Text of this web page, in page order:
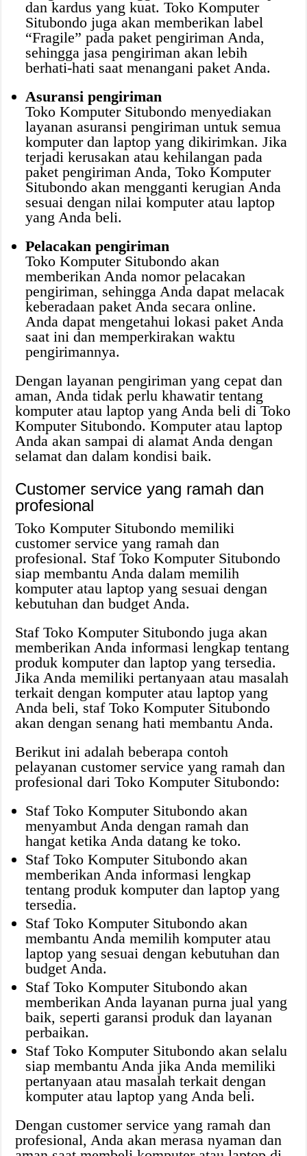
dan kardus yang kuat. Toko Komputer
Situbondo juga akan memberikan label
“Fragile” pada paket pengiriman Anda,
sehingga jasa pengiriman akan lebih
berhati-hati saat menangani paket Anda.
Asuransi pengiriman
Toko Komputer Situbondo menyediakan
layanan asuransi pengiriman untuk semua
komputer dan laptop yang dikirimkan. Jika
terjadi kerusakan atau kehilangan pada
paket pengiriman Anda, Toko Komputer
Situbondo akan mengganti kerugian Anda
sesuai dengan nilai komputer atau laptop
yang Anda beli.
Pelacakan pengiriman
Toko Komputer Situbondo akan
memberikan Anda nomor pelacakan
pengiriman, sehingga Anda dapat melacak
keberadaan paket Anda secara online.
Anda dapat mengetahui lokasi paket Anda
saat ini dan memperkirakan waktu
pengirimannya.
Dengan layanan pengiriman yang cepat dan
aman, Anda tidak perlu khawatir tentang
komputer atau laptop yang Anda beli di Toko
Komputer Situbondo. Komputer atau laptop
Anda akan sampai di alamat Anda dengan
selamat dan dalam kondisi baik.
Customer service yang ramah dan
profesional
Toko Komputer Situbondo memiliki
customer service yang ramah dan
profesional. Staf Toko Komputer Situbondo
siap membantu Anda dalam memilih
komputer atau laptop yang sesuai dengan
kebutuhan dan budget Anda.
Staf Toko Komputer Situbondo juga akan
memberikan Anda informasi lengkap tentang
produk komputer dan laptop yang tersedia.
Jika Anda memiliki pertanyaan atau masalah
terkait dengan komputer atau laptop yang
Anda beli, staf Toko Komputer Situbondo
akan dengan senang hati membantu Anda.
Berikut ini adalah beberapa contoh
pelayanan customer service yang ramah dan
profesional dari Toko Komputer Situbondo:
Staf Toko Komputer Situbondo akan
menyambut Anda dengan ramah dan
hangat ketika Anda datang ke toko.
Staf Toko Komputer Situbondo akan
memberikan Anda informasi lengkap
tentang produk komputer dan laptop yang
tersedia.
Staf Toko Komputer Situbondo akan
membantu Anda memilih komputer atau
laptop yang sesuai dengan kebutuhan dan
budget Anda.
Staf Toko Komputer Situbondo akan
memberikan Anda layanan purna jual yang
baik, seperti garansi produk dan layanan
perbaikan.
Staf Toko Komputer Situbondo akan selalu
siap membantu Anda jika Anda memiliki
pertanyaan atau masalah terkait dengan
komputer atau laptop yang Anda beli.
Dengan customer service yang ramah dan
profesional, Anda akan merasa nyaman dan